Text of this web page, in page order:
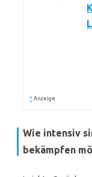
* Anzeige
Wie intensiv
bekämpfen